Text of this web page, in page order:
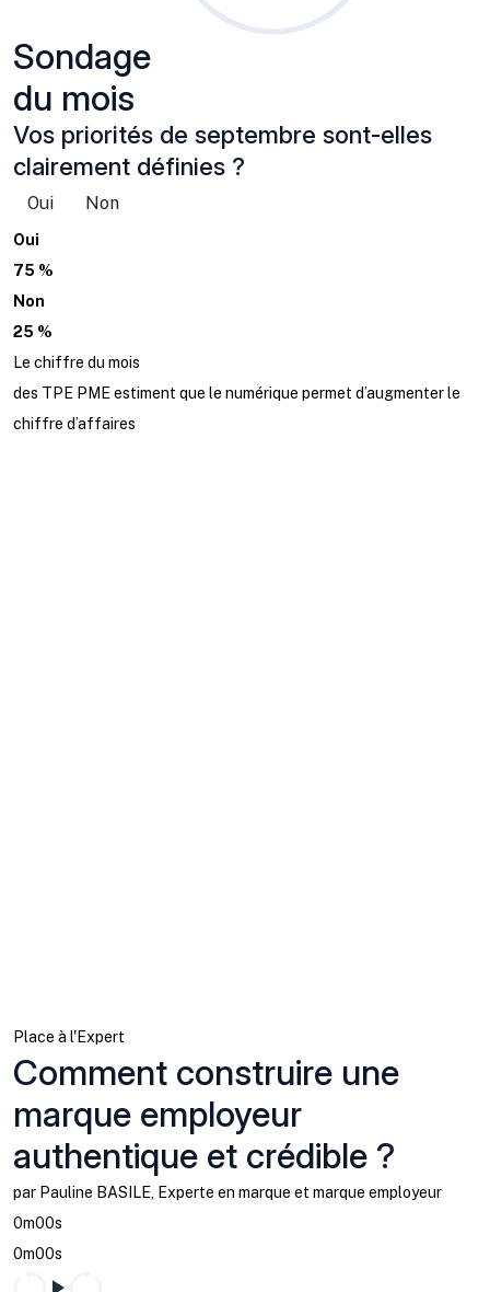
Sondage
du mois
Vos priorités de septembre sont-elles
clairement définies ?
Oui Non
Oui
75 %
Non
25 %
Le chiffre du mois
des TPE PME estiment que le numérique permet d’augmenter le
chiffre d’affaires
Place à l'Expert
Comment construire une
marque employeur
authentique et crédible ?
par Pauline BASILE, Experte en marque et marque employeur
0m00s
0m00s